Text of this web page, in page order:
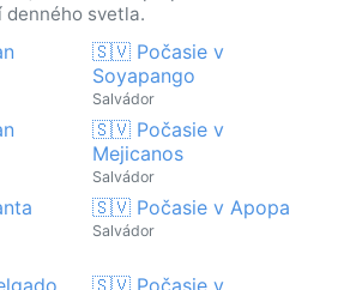
denného svetla.
🇸🇻 Počasie v
Soyapango
Salvádor
🇸🇻 Počasie v
Mejicanos
Salvádor
🇸🇻 Počasie v Apopa
Salvádor
🇸🇻 Počasie v